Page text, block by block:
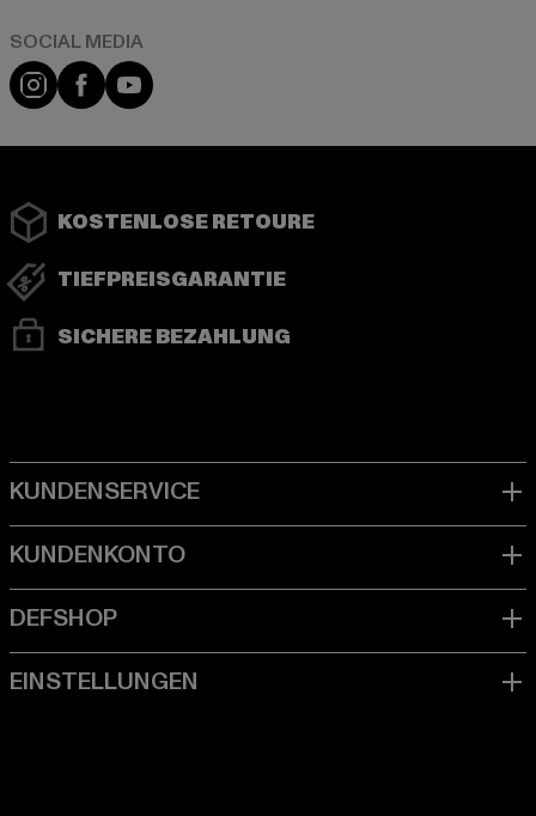
Instagram
FacebookYouTube
KOSTENLOSE RETOURE
TIEFPREISGARANTIE
SICHERE BEZAHLUNG